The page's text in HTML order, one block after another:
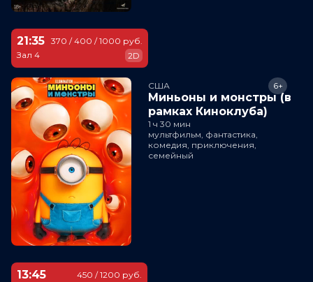
21:35
Зал 4
370 / 400 / 1000 руб.
2D
США
Миньоны и монстры (в
рамках Киноклуба)
6+
1 ч 30 мин
мультфильм, фантастика,
комедия, приключения,
семейный
13:45
450 / 1200 руб.